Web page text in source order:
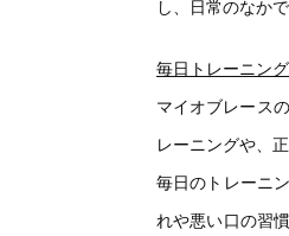
し、日常のなか
毎日トレーニン
マイオブレース
レーニングや、
毎日のトレーニ
れや悪い口の習